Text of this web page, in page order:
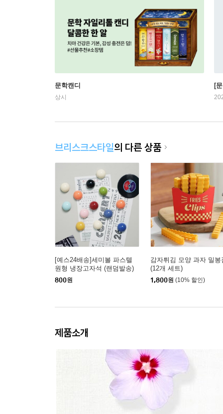
문학캔디
상시
[
브리스크스타일의 다른 상품
[예스24배송]세미볼 파스텔
원형 냉장고자석 (랜덤발송)
800원
감자튀김 모양 과자 밀봉
(12개 세트)
1,800원 (10% 할인)
제품소개